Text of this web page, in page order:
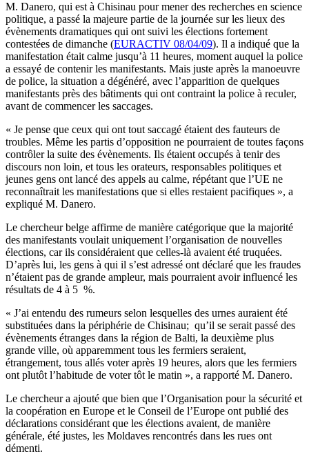
M. Danero, qui est à Chisinau pour mener des recherches en science
politique, a passé la majeure partie de la journée sur les lieux des
évènements dramatiques qui ont suivi les élections fortement
contestées de dimanche (EURACTIV 08/04/09). Il a indiqué que la
manifestation était calme jusqu’à 11 heures, moment auquel la police
a essayé de contenir les manifestants. Mais juste après la manoeuvre
de police, la situation a dégénéré, avec l’apparition de quelques
manifestants près des bâtiments qui ont contraint la police à reculer,
avant de commencer les saccages.
« Je pense que ceux qui ont tout saccagé étaient des fauteurs de
troubles. Même les partis d’opposition ne pourraient de toutes façons
contrôler la suite des évènements. Ils étaient occupés à tenir des
discours non loin, et tous les orateurs, responsables politiques et
jeunes gens ont lancé des appels au calme, répétant que l’UE ne
reconnaîtrait les manifestations que si elles restaient pacifiques », a
expliqué M. Danero.
Le chercheur belge affirme de manière catégorique que la majorité
des manifestants voulait uniquement l’organisation de nouvelles
élections, car ils considéraient que celles-là avaient été truquées.
D’après lui, les gens à qui il s’est adressé ont déclaré que les fraudes
n’étaient pas de grande ampleur, mais pourraient avoir influencé les
résultats de 4 à 5 %.
« J’ai entendu des rumeurs selon lesquelles des urnes auraient été
substituées dans la périphérie de Chisinau; qu’il se serait passé des
évènements étranges dans la région de Balti, la deuxième plus
grande ville, où apparemment tous les fermiers seraient,
étrangement, tous allés voter après 19 heures, alors que les fermiers
ont plutôt l’habitude de voter tôt le matin », a rapporté M. Danero.
Le chercheur a ajouté que bien que l’Organisation pour la sécurité et
la coopération en Europe et le Conseil de l’Europe ont publié des
déclarations considérant que les élections avaient, de manière
générale, été justes, les Moldaves rencontrés dans les rues ont
démenti.